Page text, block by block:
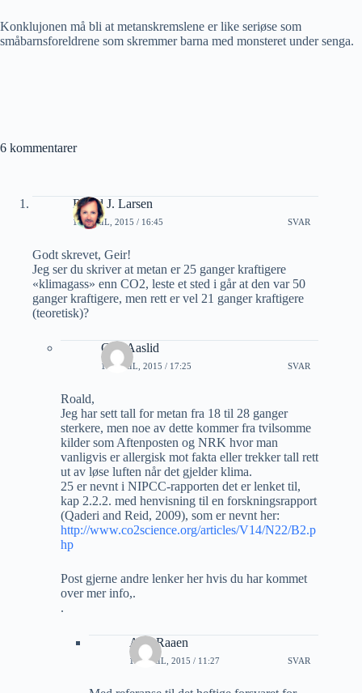
Konklujonen må bli at metanskremslene er like seriøse som
småbarnsforeldrene som skremmer barna med monsteret under senga.
6 kommentarer
Roald J. Larsen
11 APRIL, 2015 / 16:45 SVAR
Godt skrevet, Geir!
Jeg ser du skriver at metan er 25 ganger kraftigere
«klimagass» enn CO2, leste et sted i går at den var 50
ganger kraftigere, men rett er vel 21 ganger kraftigere
(teoretisk)?
Geir Aaslid
11 APRIL, 2015 / 17:25 SVAR
Roald,
Jeg har sett tall for metan fra 18 til 28 ganger
sterkere, men noe av dette kommer fra tvilsomme
kilder som Aftenposten og NRK hvor man
vanligvis er allergisk mot fakta eller trekker tall rett
ut av løse luften når det gjelder klima.
25 er nevnt i NIPCC-rapporten det er lenket til,
kap 2.2.2. med henvisning til en forskningsrapport
(Qaderi and Reid, 2009), som er nevnt her:
http://www.co2science.org/articles/V14/N22/B2.p
hp
Post gjerne andre lenker her hvis du har kommet
over mer info,.
.
A M Raaen
12 APRIL, 2015 / 11:27 SVAR